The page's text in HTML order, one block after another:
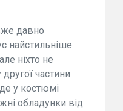
давно
найстильніше
ніхто не
частини
у костюмі
обладунки від